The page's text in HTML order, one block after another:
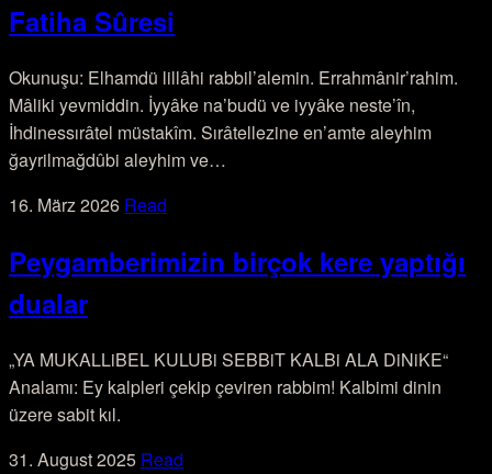
Fatiha Sûresi
Okunuşu: Elhamdü lillâhi rabbil’alemin. Errahmânir’rahim.
Mâliki yevmiddin. İyyâke na’budü ve iyyâke neste’în,
İhdinessırâtel müstakîm. Sırâtellezine en’amte aleyhim
ğayrilmağdûbi aleyhim ve…
16. März 2026 Read
Peygamberimizin birçok kere yaptığı
dualar
„YA MUKALLiBEL KULUBi SEBBiT KALBi ALA DiNiKE“
Analamı: Ey kalpleri çekip çeviren rabbim! Kalbimi dinin
üzere sabit kıl.
31. August 2025 Read